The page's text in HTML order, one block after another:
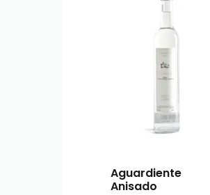
Aguardiente
Anisado